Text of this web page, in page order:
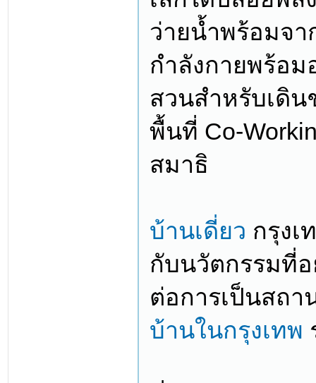
ว่ายน้ำพร้อมจ
กำลังกายพร้อ
สวนสำหรับเดิน
พื้นที่ Co-
สมาธิ
บ้านเดี่ยว กรุง
กับนวัตกรรมที่
ต่อการเป็นสถา
บ้านในกรุงเทพ